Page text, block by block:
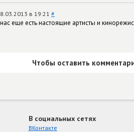
в 19:21 #
еще есть настоящие артисты и
Чтобы оставить
В социальных сетях
ВКонтакте